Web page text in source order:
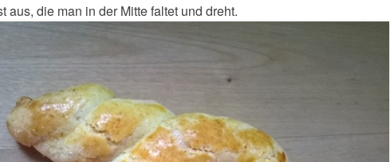
aus, die man in der Mitte faltet und dreht.